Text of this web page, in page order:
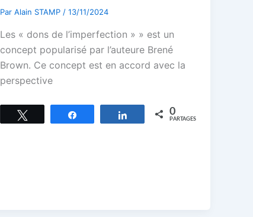
ParAlain STAMP /13/11/2024
Les « dons de l’imperfection » » est un
concept popularisé par l’auteure Brené
Brown. Ce concept est en accord avec la
perspective
Partagez 0
PARTAGES